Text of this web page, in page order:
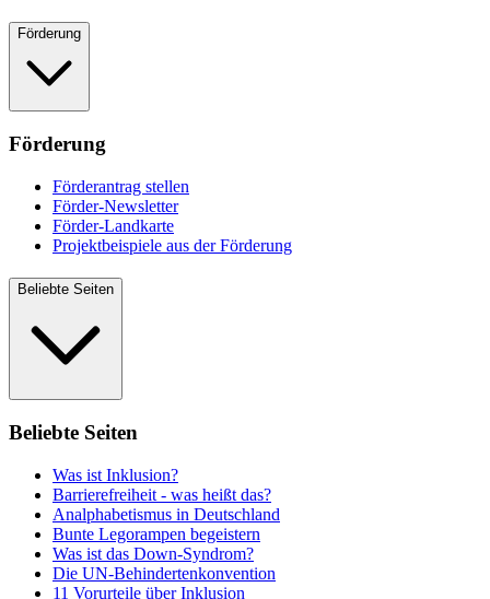
Förderung
Förderung
Förderantrag stellen
Förder-Newsletter
Förder-Landkarte
Projektbeispiele aus der Förderung
Beliebte Seiten
Beliebte Seiten
Was ist Inklusion?
Barrierefreiheit - was heißt das?
Analphabetismus in Deutschland
Bunte Legorampen begeistern
Was ist das Down-Syndrom?
Die UN-Behindertenkonvention
11 Vorurteile über Inklusion